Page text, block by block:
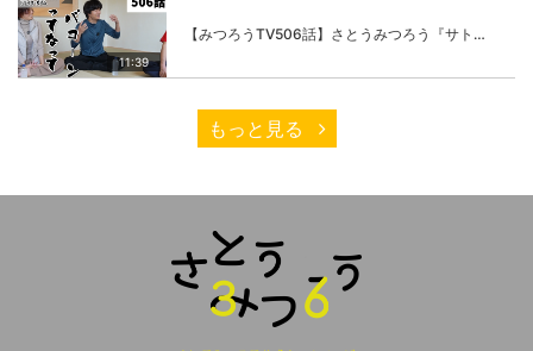
11:39
【みつろうTV506話】さとうみつろう『サトレル男塾』編②「不思議な棒をお尻に…」
もっと見る